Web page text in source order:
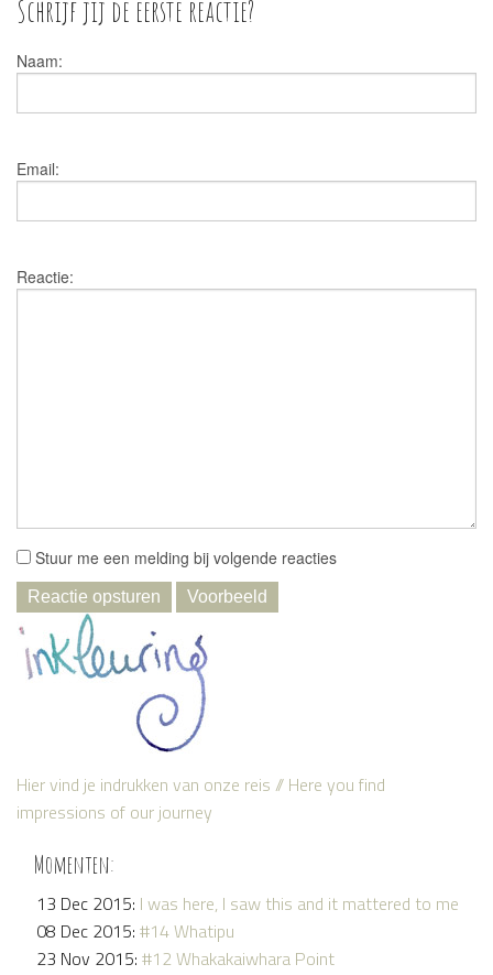
Schrijf jij de eerste reactie?
Naam:
Email:
Reactie:
Stuur me een melding bij volgende reacties
Hier vind je indrukken van onze reis // Here you find
impressions of our journey
Momenten:
13 Dec 2015: I was here, I saw this and it mattered to me
08 Dec 2015: #14 Whatipu
23 Nov 2015: #12 Whakakaiwhara Point